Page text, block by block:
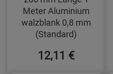
Meter Aluminium
walzblank 0,8 mm
(Standard)
12,11 €